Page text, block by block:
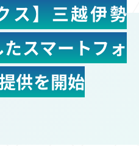
波状況 49 ドコモ 48
36 ビジネスシーン 31
波 27 全国 24 楽天モバイル 22
22 21 19
配信 14 SNS 14
ス】三越伊勢
スマートフォ
供を開始